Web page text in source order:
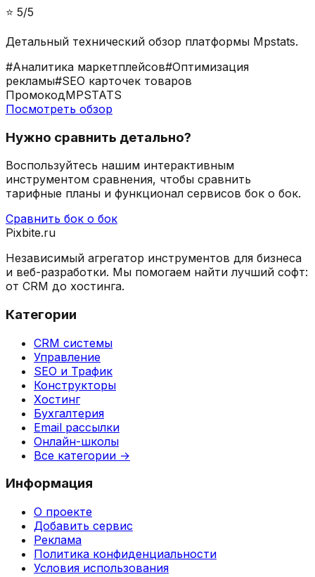
⭐️ 5/5
Детальный технический обзор платформы Mpstats.
#Аналитика маркетплейсов#Оптимизация
рекламы#SEO карточек товаров
ПромокодMPSTATS
Посмотреть обзор
Нужно сравнить детально?
Воспользуйтесь нашим интерактивным
инструментом сравнения, чтобы сравнить
тарифные планы и функционал сервисов бок о бок.
Сравнить бок о бок
Pixbite.ru
Независимый агрегатор инструментов для бизнеса
и веб-разработки. Мы помогаем найти лучший софт:
от CRM до хостинга.
Категории
CRM системы
Управление
SEO и Трафик
Конструкторы
Хостинг
Бухгалтерия
Email рассылки
Онлайн-школы
Все категории →
Информация
О проекте
Добавить сервис
Реклама
Политика конфиденциальности
Условия использования